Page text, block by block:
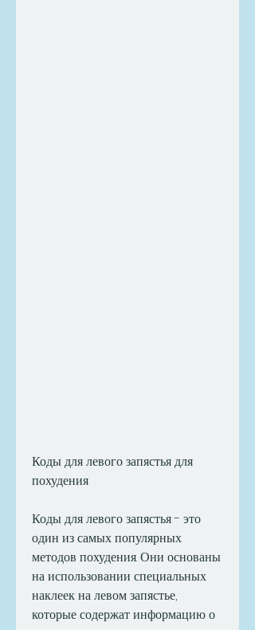
Коды для левого запястья для
похудения
Коды для левого запястья - это
один из самых популярных
методов похудения. Они основаны
на использовании специальных
наклеек на левом запястье,
которые содержат информацию о